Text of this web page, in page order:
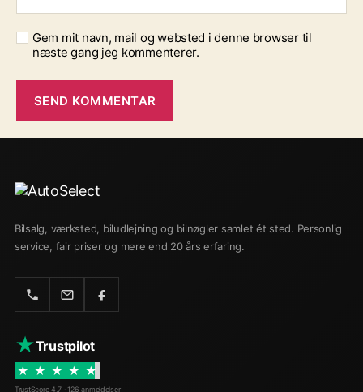
Gem mit navn, mail og websted i denne browser til
næste gang jeg kommenterer.
Bilsalg, værksted, biludlejning og bilnøgler samlet ét sted. Personlig
service, fair priser og mere end 20 års erfaring.
★Trustpilot
★ ★ ★ ★ ★
TrustScore 4,7 · 126 anmeldelser